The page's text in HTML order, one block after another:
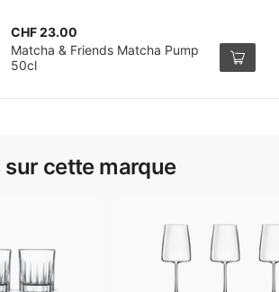
CHF 23.00
Matcha & Friends Matcha Pump
50cl
cette marque